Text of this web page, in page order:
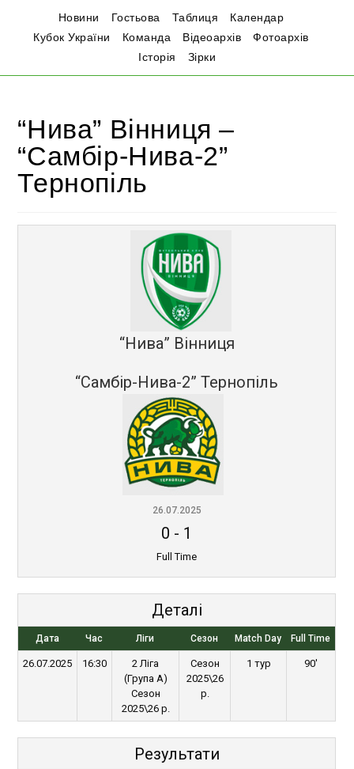
Новини Гостьова Таблиця
Календар
Кубок України
Команда Відеоархів
Фотоархів
Історія
Зірки
“Нива” Вінниця –
“Самбір-Нива-2”
Тернопіль
“Нива” Вінниця
“Самбір-Нива-2” Тернопіль
26.07.2025
0 - 1
Full Time
Деталі
Дата Час Ліги Сезон Match Day Full Time
26.07.2025 16:30
2 Ліга
(Група A)
Сезон
2025\26 р.
Сезон
2025\26
р.
1 тур 90'
Результати